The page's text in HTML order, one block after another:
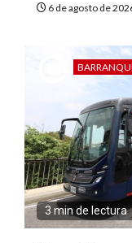
6 de agosto de
3 min de lectura